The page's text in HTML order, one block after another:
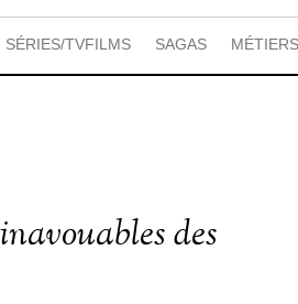
SÉRIES/TVFILMS SAGAS MÉTIERS
des